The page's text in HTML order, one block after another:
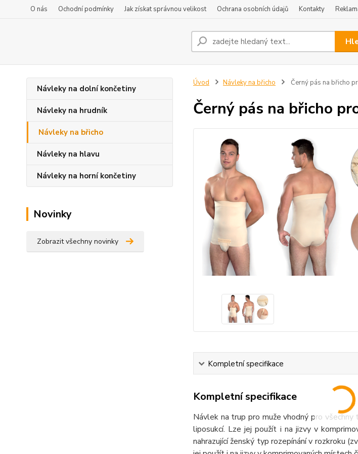
O nás Ochodní podmínky Jak získat správnou velikost Ochrana osobních údajů Kontakty
Návleky na dolní končetiny
Návleky na hrudník
Návleky na břicho
Návleky na hlavu
Návleky na horní končetiny
Novinky
Zobrazit všechny novinky
Úvod Návleky na břicho Černý pás na břicho
Černý pás na břicho
Kompletní specifikace
Kompletní specifikace
Návlek na trup pro muže vhodný pro všechny
liposukcí. Lze jej použít i na jizvy v
nahrazující ženský typ rozepínání v rozkroku